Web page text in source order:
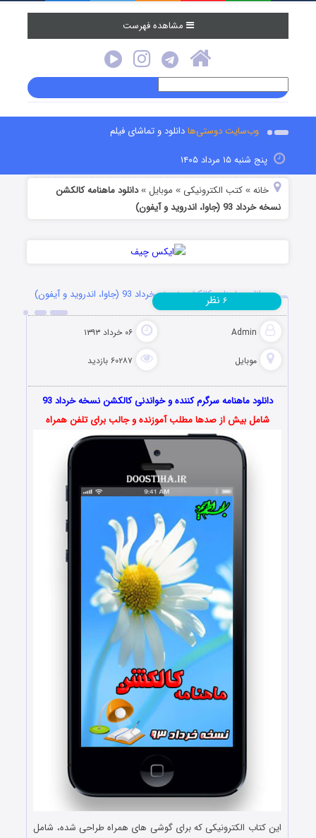
مشاهده فهرست
وب‌سایت دوستی‌هادانلود و تماشای فیلم
پنج شنبه ۱۵ مرداد ۱۴۰۵
خانه »کتب الکترونیکی » موبایل »دانلود ماهنامه کالکشن
نسخه خرداد 93 (جاوا، اندروید و آیفون)
دانلود ماهنامه کالکشن نسخه خرداد 93 (جاوا، اندروید و آیفون)
Admin ۰۶ خرداد ۱۳۹۳
موبایل ۶۰۲۸۷ بازدید
۶ نظر
دانلود ماهنامه سرگرم کننده و خواندنی کالکشن نسخه خرداد 93
شامل بیش از صدها مطلب آموزنده و جالب برای تلفن همراه
این کتاب الکترونیکی که برای گوشی های همراه طراحی شده، شامل